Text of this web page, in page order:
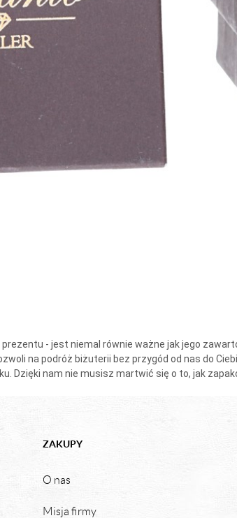
- jest niemal równie ważne jak jego
na podróż biżuterii bez przygód od nas do
. Dzięki nam nie musisz martwić się o to, jak
ZAKUPY
O nas
Misja firmy